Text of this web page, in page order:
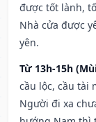
được tốt lành,
Nhà cửa được
yên.
Từ 13h-15h
cầu lộc, cầu tài
Người đi xa